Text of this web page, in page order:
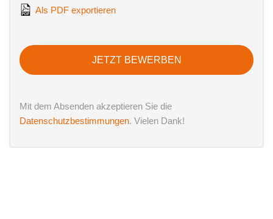
Als PDF exportieren
JETZT BEWERBEN
Mit dem Absenden akzeptieren Sie die
Datenschutzbestimmungen. Vielen Dank!